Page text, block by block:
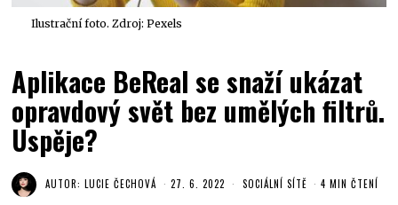
Ilustrační foto. Zdroj: Pexels
Aplikace BeReal se snaží ukázat
opravdový svět bez umělých filtrů.
Uspěje?
AUTOR:LUCIE ČECHOVÁ 27. 6. 2022 SOCIÁLNÍ SÍTĚ 4 MIN ČTENÍ